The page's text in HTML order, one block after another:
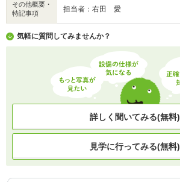
その他概要・
特記事項
担当者：右田 愛
気軽に質問してみませんか？
詳しく聞いてみる(無料)
見学に行ってみる(無料)